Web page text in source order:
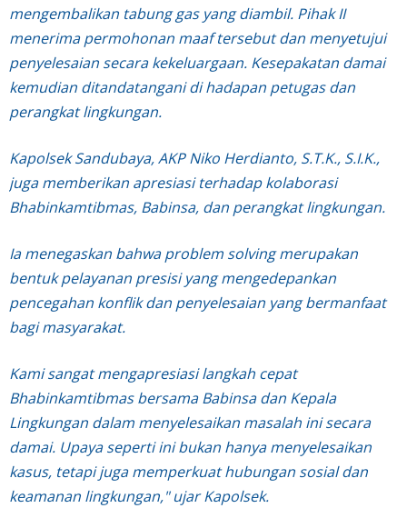
mengembalikan tabung gas yang diambil. Pihak II
menerima permohonan maaf tersebut dan menyetujui
penyelesaian secara kekeluargaan. Kesepakatan damai
kemudian ditandatangani di hadapan petugas dan
perangkat lingkungan.
Kapolsek Sandubaya, AKP Niko Herdianto, S.T.K., S.I.K.,
juga memberikan apresiasi terhadap kolaborasi
Bhabinkamtibmas, Babinsa, dan perangkat lingkungan.
Ia menegaskan bahwa problem solving merupakan
bentuk pelayanan presisi yang mengedepankan
pencegahan konflik dan penyelesaian yang bermanfaat
bagi masyarakat.
Kami sangat mengapresiasi langkah cepat
Bhabinkamtibmas bersama Babinsa dan Kepala
Lingkungan dalam menyelesaikan masalah ini secara
damai. Upaya seperti ini bukan hanya menyelesaikan
kasus, tetapi juga memperkuat hubungan sosial dan
keamanan lingkungan," ujar Kapolsek.